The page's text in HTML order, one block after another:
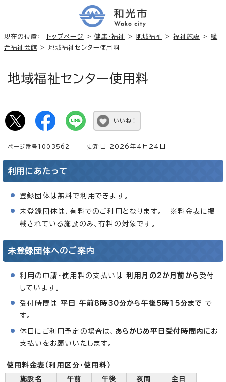
現在の位置： トップページ >健康・福祉 >地域福祉 >福祉施設 > 総
合福祉会館 > 地域福祉センター使用料
地域福祉センター使用料
いいね！
ページ番号1003562 更新日 2026年4月24日
利用にあたって
登録団体は無料で利用できます。
未登録団体は、有料でのご利用となります。 ※料金表に掲
載されている施設のみ、有料の対象です。
未登録団体へのご案内
利用の申請・使用料の支払いは 利用月の2か月前から 受付
しています。
受付時間は平日 午前8時30分から午後5時15分まで で
す。
休日にご利用予定の場合は、 あらかじめ平日受付時間内に お
支払いをお願いいたします。
使用料金表（利用区分・使用料）
施設名 午前 午後 夜間 全日